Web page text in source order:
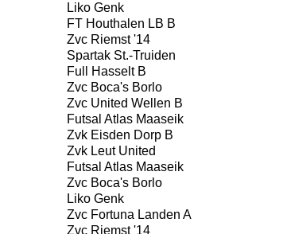
Liko Genk
FT Houthalen LB B
Zvc Riemst '14
Spartak St.-Truiden
Full Hasselt B
Zvc Boca's Borlo
Zvc United Wellen B
Futsal Atlas Maaseik
Zvk Eisden Dorp B
Zvk Leut United
Futsal Atlas Maaseik
Zvc Boca's Borlo
Liko Genk
Zvc Fortuna Landen A
Zvc Riemst '14